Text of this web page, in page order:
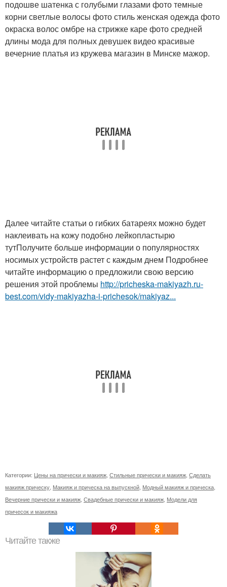
подошве шатенка с голубыми глазами фото темные
корни светлые волосы фото стиль женская одежда фото
окраска волос омбре на стрижке каре фото средней
длины мода для полных девушек видео красивые
вечерние платья из кружева магазин в Минске мажор.
Далее читайте статьи о гибких батареях можно будет
наклеивать на кожу подобно лейкопластырю
тутПолучите больше информации о популярностях
носимых устройств растет с каждым днем Подробнее
читайте информацию о предложили свою версию
решения этой проблемы http://pricheska-makiyazh.ru-
best.com/vidy-makiyazha-i-prichesok/makiyaz...
Категории: Цены на прически и макияж Стильные прически и макияж Сделать
макияж прическу Макияж и прическа на выпускной Модный макияж и прическа
Вечерние прически и макияж Свадебные прически и макияж Модели для
причесок и макияжа
Читайте также